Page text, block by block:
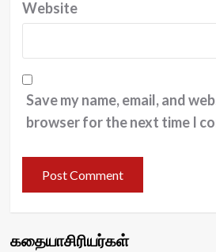
Website
Save my name, email, and
browser for the next time I
கதையாசிரியர்கள்